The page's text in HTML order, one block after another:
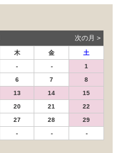
次の⽉ >
木 金
土
- -
1
6 7
8
13 14
15
20 21
22
27 28
29
- - -